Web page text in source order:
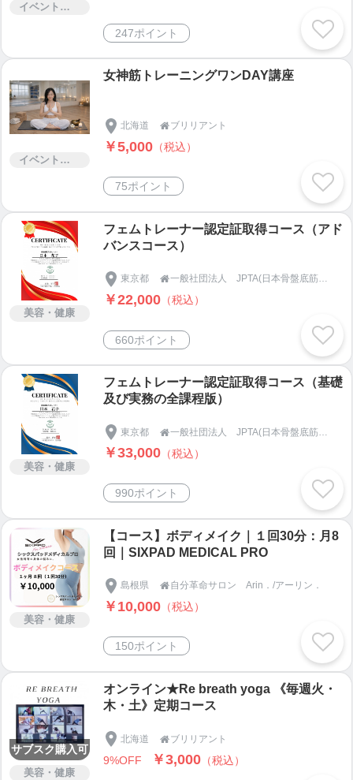
イベント・セミナー・交流会
247ポイント
イベント・セミナー・交流会
女神筋トレーニングワンDAY講座
北海道 ブリリアント
￥5,000 （税込）
75ポイント
美容・健康
フェムトレーナー認定証取得コース（アド
バンスコース）
東京都  一般社団法人 JPTA(日本骨盤底筋トレーニング協会)
￥22,000 （税込）
660ポイント
美容・健康
フェムトレーナー認定証取得コース（基礎
及び実務の全課程版）
東京都 
￥33,000 （税込）
990ポイント
美容・健康
【コース】ボディメイク｜１回30分：月8
回｜SIXPAD MEDICAL PRO
島根県 自分革命サロン Arin．/アーリン．
￥10,000 （税込）
150ポイント
サブスク購入可
美容・健康
オンライン★Re breath yoga 《毎週火・
木・土》定期コース
北海道 ブリリアント
9%OFF ￥3,000 （税込）